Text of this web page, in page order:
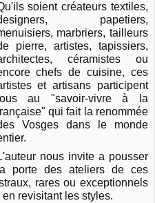
soient créateurs textiles,
papetiers,
marbriers, tailleurs
pierre, artistes, tapissiers,
céramistes ou
chefs de cuisine, ces
et artisans participent
au "savoir-vivre à la
qui fait la renommée
Vosges dans le monde
nous invite a pousser
la porte des ateliers de ces
rares ou exceptionnels
revisitant les styles.